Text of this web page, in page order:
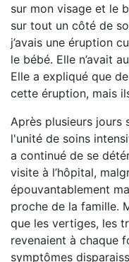
sur mon visage et le
sur tout un côté de
j’avais une éruption
le bébé. Elle n’avait
Elle a expliqué que
cette éruption, mais
Après plusieurs jours
l'unité de soins
a continué de se
visite à l’hôpital,
épouvantablement
proche de la famille.
que les vertiges, les
revenaient à chaque
symptômes